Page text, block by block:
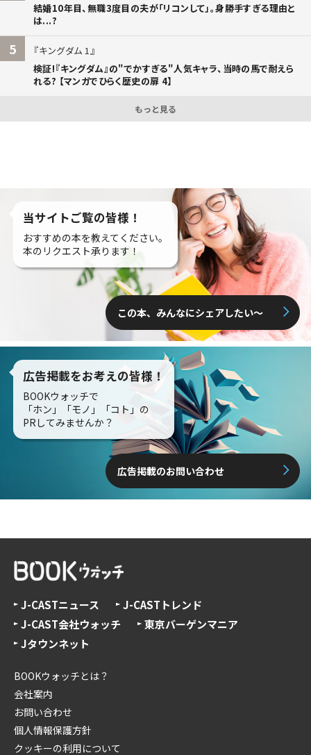
結婚10年目、無職3度目の夫が「リコンして」。身勝手すぎる理由と
は...?
5
キングダム 1
検証!『キングダム』の"でかすぎる"人気キャラ、当時の馬で耐えら
れる? 【マンガでひらく歴史の扉 4】
もっと見る
当サイトご覧の皆様！
おすすめの本を教えてください。
本のリクエスト承ります！
この本、みんなにシェアしたい〜
広告掲載をお考えの皆様！
BOOKウォッチで
「ホン」「モノ」「コト」の
PRしてみませんか？
広告掲載のお問い合わせ
J-CASTニュース
J-CASTトレンド
J-CAST会社ウォッチ
東京バーゲンマニア
Jタウンネット
BOOKウォッチとは？
会社案内
お問い合わせ
個人情報保護方針
クッキーの利用について